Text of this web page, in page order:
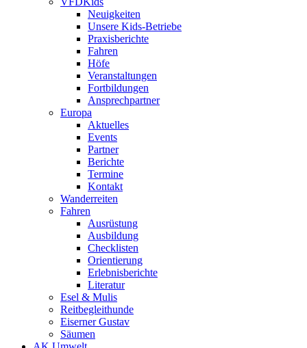
Neuigkeiten
Unsere Kids-Betriebe
Praxisberichte
Fahren
Höfe
Veranstaltungen
Fortbildungen
Ansprechpartner
Europa
Aktuelles
Events
Partner
Berichte
Termine
Kontakt
Wanderreiten
Fahren
Ausrüstung
Ausbildung
Checklisten
Orientierung
Erlebnisberichte
Literatur
Esel & Mulis
Reitbegleithunde
Eiserner Gustav
Säumen